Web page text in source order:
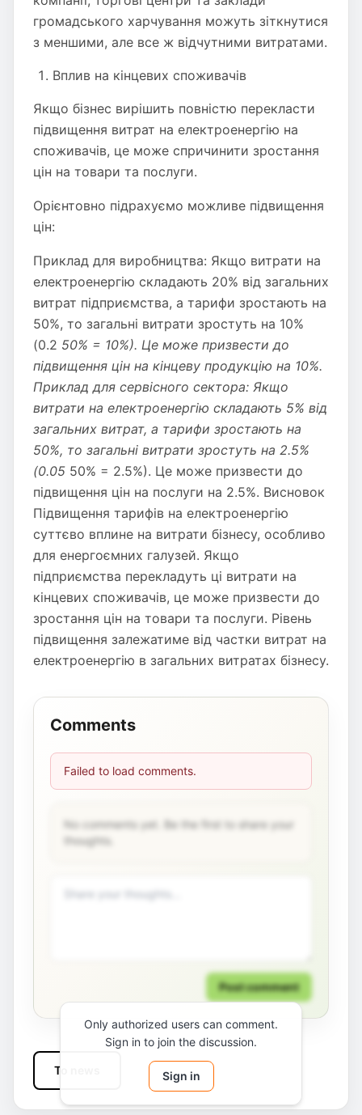
громадського харчування можуть зіткнутися
з меншими, але все ж відчутними витратами.
Вплив на кінцевих споживачів
Якщо бізнес вирішить повністю перекласти
підвищення витрат на електроенергію на
споживачів, це може спричинити зростання
цін на товари та послуги.
Орієнтовно підрахуємо можливе підвищення
цін:
Приклад для виробництва: Якщо витрати на
електроенергію складають 20% від загальних
витрат підприємства, а тарифи зростають на
50%, то загальні витрати зростуть на 10%
(0.2 50% = 10%). Це може призвести до
підвищення цін на кінцеву продукцію на 10%.
Приклад для сервісного сектора: Якщо
витрати на електроенергію складають 5% від
загальних витрат, а тарифи зростають на
50%, то загальні витрати зростуть на 2.5%
(0.05 50% = 2.5%). Це може призвести до
підвищення цін на послуги на 2.5%. Висновок
Підвищення тарифів на електроенергію
суттєво вплине на витрати бізнесу, особливо
для енергоємних галузей. Якщо
підприємства перекладуть ці витрати на
кінцевих споживачів, це може призвести до
зростання цін на товари та послуги. Рівень
підвищення залежатиме від частки витрат на
електроенергію в загальних витратах бізнесу.
Comments
Failed to load comments.
No comments yet. Be the first to share your
thoughts.
Post comment
Only authorized users can comment.
Sign in to join the discussion.
Sign in
To news